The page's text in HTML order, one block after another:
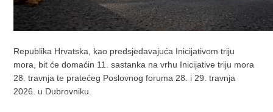
Republika Hrvatska, kao predsjedavajuća Inicijativom triju
mora, bit će domaćin 11. sastanka na vrhu Inicijative triju mora
28. travnja te pratećeg Poslovnog foruma 28. i 29. travnja
2026. u Dubrovniku.